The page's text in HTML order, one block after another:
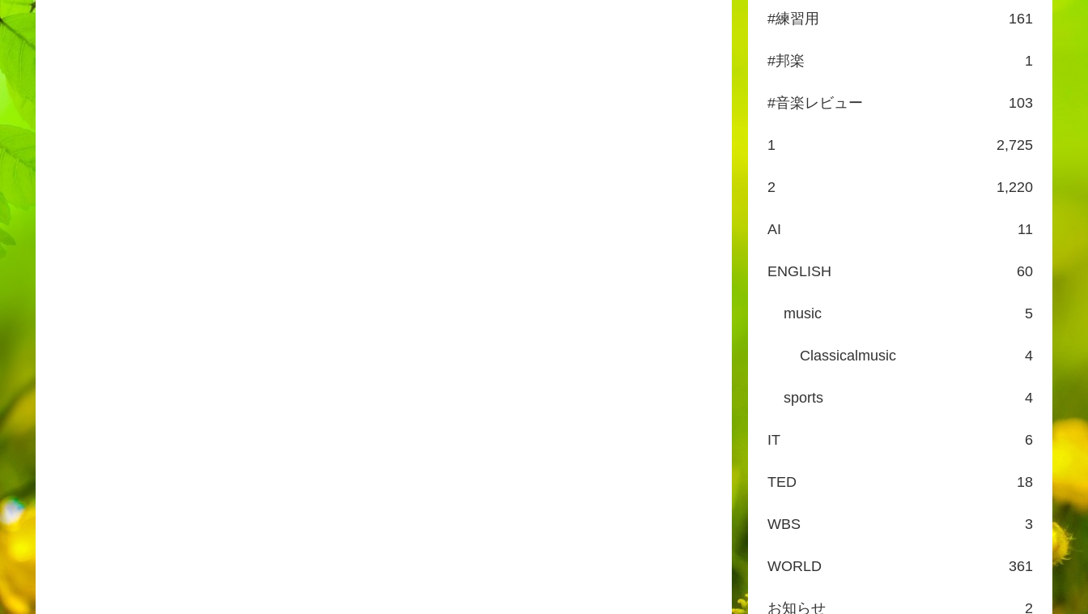
#練習用 161
#邦楽 1
#音楽レビュー 103
1 2,725
2 1,220
AI 11
ENGLISH 60
music 5
Classicalmusic 4
sports 4
IT 6
TED 18
WBS 3
WORLD 361
お知らせ 2